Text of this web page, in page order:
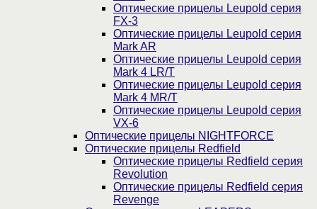
Оптические прицелы Leupold серия
FX-3
Оптические прицелы Leupold серия
Mark AR
Оптические прицелы Leupold серия
Mark 4 LR/T
Оптические прицелы Leupold серия
Mark 4 MR/T
Оптические прицелы Leupold серия
VX-6
Оптические прицелы NIGHTFORCE
Оптические прицелы Redfield
Оптические прицелы Redfield серия
Revolution
Оптические прицелы Redfield серия
Revenge